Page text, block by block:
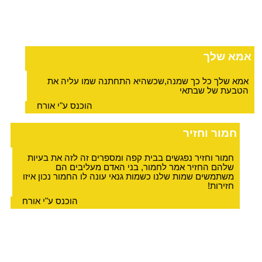
אמא שלך
אמא שלך כל כך שמנה,שכשהיא התחתנה שמו עליה את
הטבעת של שבתאי
הוכנס ע"י אורח
חמור וחזיר
חמור וחזיר נפגשים בבית קפה ומספרים זה לזה את בעיות
שלהם החזיר אמר לחמור, בני האדם מעליבים הם
משתמשים שמות שלנו כשמות גנאי עונה לו החמור נכון איזו
חזירות!
הוכנס ע"י אורח